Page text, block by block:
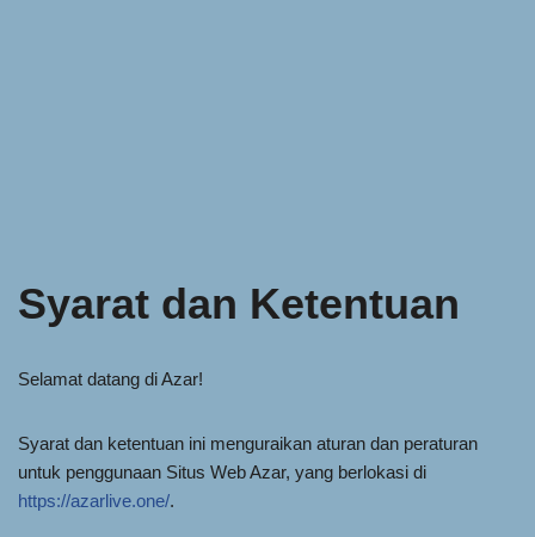
Syarat dan Ketentuan
Selamat datang di Azar!
Syarat dan ketentuan ini menguraikan aturan dan peraturan
untuk penggunaan Situs Web Azar, yang berlokasi di
https://azarlive.one/.